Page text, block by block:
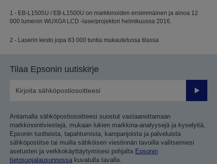
1 - EB-L1505U / EB-L1500U on markkinoiden ensimmäinen ja ainoa 12
000 lumenin WUXGA LCD -laserprojektori helmikuussa 2016.
2 - Laserin kesto jopa 83 000 tuntia mukautetussa tilassa
Tilaa Epsonin uutiskirje
Lähetä
Antamalla sähköpostiosoitteesi suostut vastaanottamaan
markkinointiviestejä, mukaan lukien markkina-analyysejä ja kyselyitä,
Epsonin tuotteista, tapahtumista, kampanjoista ja palveluista
sähköpostitse tai muilla sähköisen viestinnän tavoilla valitsemiesi
asetusten ja verkkokäyttäytymisesi pohjalta Epsonin
tietosuojalausunnossa kuvatulla tavalla.